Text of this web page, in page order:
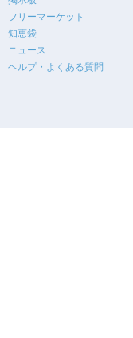
フリーマーケット
知恵袋
ニュース
ヘルプ・よくある質問